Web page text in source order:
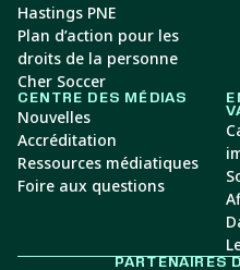
Hastings PNE
Plan d’action pour les
droits de la personne
Cher Soccer
CENTRE DES MÉDIAS
Nouvelles
Accréditation
Ressources médiatiques
Foire aux questions
PARTENAIRES